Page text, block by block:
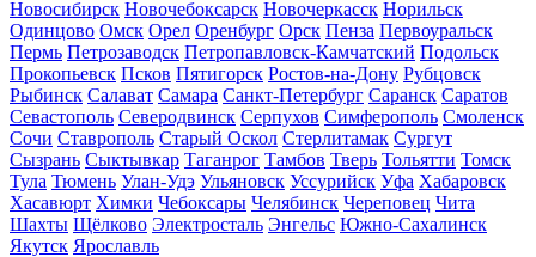
Новосибирск Новочебоксарск Новочеркасск Норильск
Одинцово Омск Орел Оренбург Орск Пенза Первоуральск
Пермь Петрозаводск Петропавловск-Камчатский Подольск
Прокопьевск Псков Пятигорск Ростов-на-Дону Рубцовск
Рыбинск Салават Самара Санкт-Петербург Саранск Саратов
Севастополь Северодвинск Серпухов Симферополь Смоленск
Сочи Ставрополь Старый Оскол Стерлитамак Сургут
Сызрань Сыктывкар Таганрог Тамбов Тверь Тольятти Томск
Тула Тюмень Улан-Удэ Ульяновск Уссурийск Уфа Хабаровск
Хасавюрт Химки Чебоксары Челябинск Череповец Чита
Шахты Щёлково Электросталь Энгельс Южно-Сахалинск
Якутск Ярославль